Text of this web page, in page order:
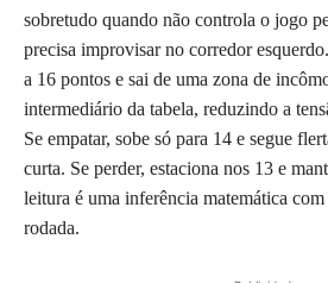
sobretudo quando não controla o jogo
precisa improvisar no corredor
a 16 pontos e sai de uma zona de
intermediário da tabela, reduzindo a
Se empatar, sobe só para 14 e segue
curta. Se perder, estaciona nos 13 e
leitura é uma inferência matemática
rodada.